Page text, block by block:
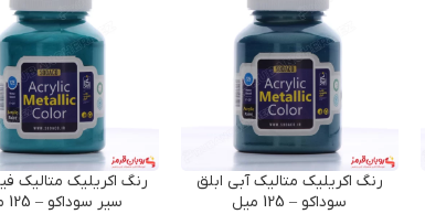
رنگ اکریلیک متالیک آبی ابلق
سوداکو – 125 میل
رنگ اکریلیک متالیک
سیر سوداکو – 125 میل